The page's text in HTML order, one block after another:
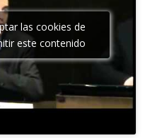
las cookies de
este contenido